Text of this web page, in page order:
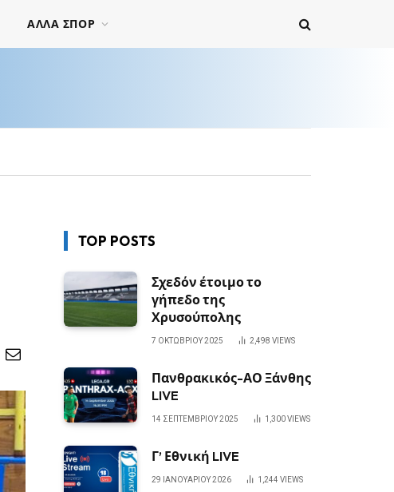
ΑΛΛΑ ΣΠΟΡ
TOP POSTS
Σχεδόν έτοιμο το
γήπεδο της
Χρυσούπολης
7 ΟΚΤΩΒΡΊΟΥ 2025 2,498 VIEWS
Πανθρακικός-ΑΟ Ξάνθης
LIVE
14 ΣΕΠΤΕΜΒΡΊΟΥ 2025 1,300VIEWS
Γ’ Εθνική LIVE
29 ΙΑΝΟΥΑΡΊΟΥ 2026 1,244 VIEWS